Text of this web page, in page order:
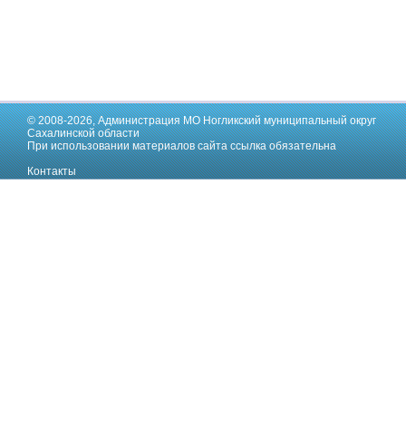
© 2008-2026,Администрация МО Ногликский муниципальный округ
Сахалинской области
При использовании материалов сайта ссылка обязательна
Контакты